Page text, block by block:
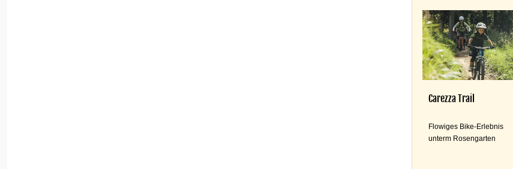
Carezza Trail
Flowiges Bike-Erlebnis
unterm Rosengarten